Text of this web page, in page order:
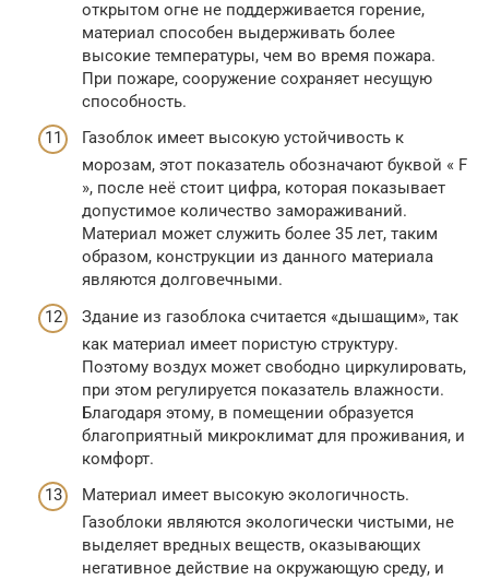
открытом огне не поддерживается горение,
материал способен выдерживать более
высокие температуры, чем во время пожара.
При пожаре, сооружение сохраняет несущую
способность.
Газоблок имеет высокую устойчивость к
морозам, этот показатель обозначают буквой « F
», после неё стоит цифра, которая показывает
допустимое количество замораживаний.
Материал может служить более 35 лет, таким
образом, конструкции из данного материала
являются долговечными.
Здание из газоблока считается «дышащим», так
как материал имеет пористую структуру.
Поэтому воздух может свободно циркулировать,
при этом регулируется показатель влажности.
Благодаря этому, в помещении образуется
благоприятный микроклимат для проживания, и
комфорт.
Материал имеет высокую экологичность.
Газоблоки являются экологически чистыми, не
выделяет вредных веществ, оказывающих
негативное действие на окружающую среду, и